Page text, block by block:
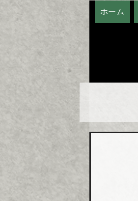
ホーム